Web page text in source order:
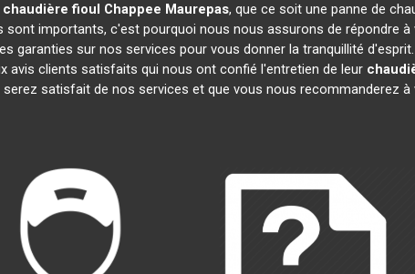
chaudière fioul Chappee Maurepas, que ce soit une panne de
importants, c'est pourquoi nous nous assurons de répondre
sur nos services pour vous donner la tranquillité
avis clients satisfaits qui nous ont confié l'entretien de leur
satisfait de nos services et que vous nous recommanderez